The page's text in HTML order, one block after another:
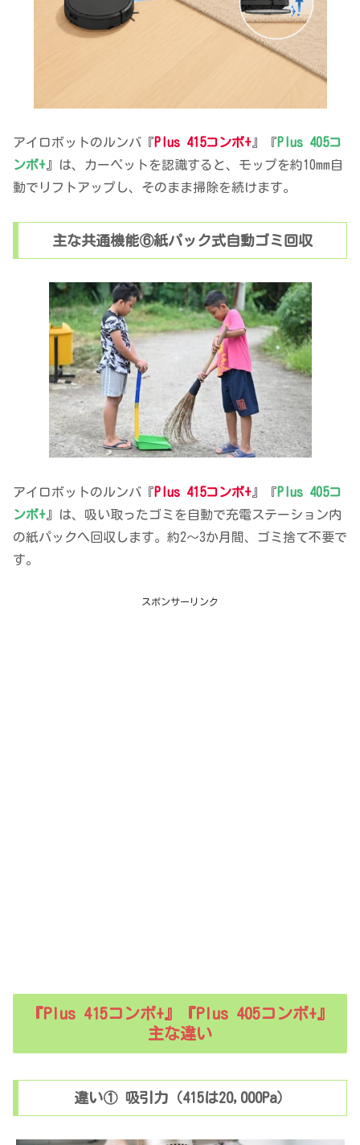
アイロボットのルンバ『Plus 415コンボ+』『Plus 405コ
ンボ+』は、カーペットを認識すると、モップを約10mm自
動でリフトアップし、そのまま掃除を続けます。
主な共通機能⑥紙パック式自動ゴミ回収
アイロボットのルンバ『Plus 415コンボ+ 』『Plus 405コ
ンボ+ 』は、吸い取ったゴミを自動で充電ステーション内
の紙パックへ回収します。約2〜3か月間、ゴミ捨て不要で
す。
スポンサーリンク
『Plus 415コンボ+』『Plus 405コンボ+』
主な違い
違い① 吸引力（415は20,000Pa）